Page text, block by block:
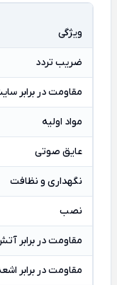
ویژگی
ضریب تردد
مقاومت در برابر
مواد اولیه
عایق صوتی
نگهداری و نظافت
نصب
مقاومت در برابر
مقاومت در برابر